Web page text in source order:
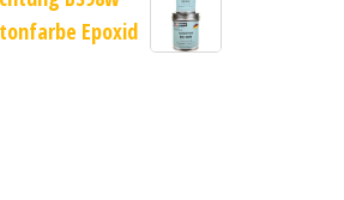
Epoxid